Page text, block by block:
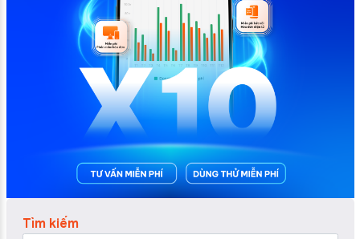
Tìm kiếm